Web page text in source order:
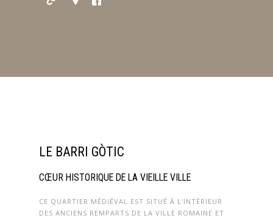
LE BARRI GÒTIC
CŒUR HISTORIQUE DE LA VIEILLE VILLE
CE QUARTIER MÉDIÉVAL EST SITUÉ À L'INTÉRIEUR
DES ANCIENS REMPARTS DE LA VILLE ROMAINE ET